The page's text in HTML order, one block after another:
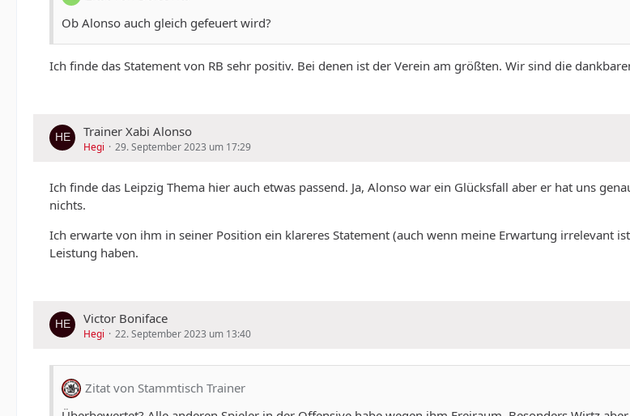
Ob Alonso auch gleich gefeuert wird?
Ich finde das Statement von RB sehr positiv. Bei denen ist der Verein am größten. Wir sind die
Trainer Xabi Alonso
Hegi 29. September 2023 um 17:29
Ich finde das Leipzig Thema hier auch etwas passend. Ja, Alonso war ein Glücksfall aber er hat uns
nichts.
Ich erwarte von ihm in seiner Position ein klareres Statement (auch wenn meine Erwartung irrelevant
Leistung haben.
Victor Boniface
Hegi 22. September 2023 um 13:40
Zitat von Stammtisch Trainer